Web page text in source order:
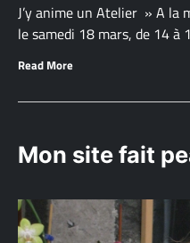
J’y anime un Atelier » A la
le samedi 18 mars, de 14 à
Read More
Mon site fait